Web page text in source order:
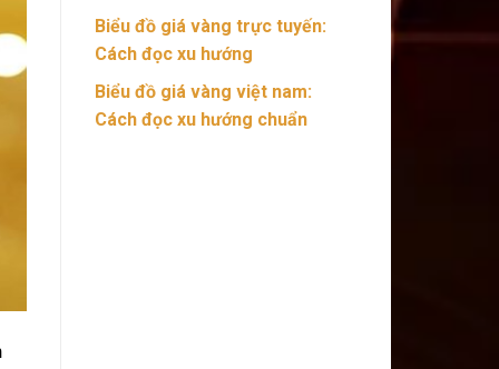
Biểu đồ giá vàng trực tuyến:
Cách đọc xu hướng
Biểu đồ giá vàng việt nam:
Cách đọc xu hướng chuẩn